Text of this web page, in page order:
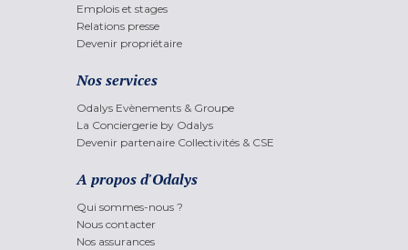
Emplois et stages
Relations presse
Devenir propriétaire
Nos services
Odalys Evènements & Groupe
La Conciergerie by Odalys
Devenir partenaire Collectivités & CSE
A propos d'Odalys
Qui sommes-nous ?
Nous contacter
Nos assurances